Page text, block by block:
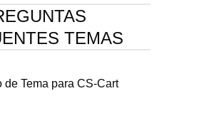
TEMAS
de Tema para CS-Cart